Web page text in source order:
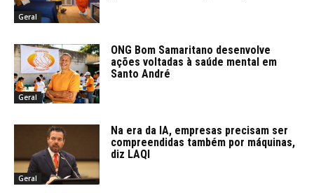
Geral
Geral
ONG Bom Samaritano desenvolve
ações voltadas à saúde mental em
Santo André
Geral
Na era da IA, empresas precisam ser
compreendidas também por máquinas,
diz LAQI